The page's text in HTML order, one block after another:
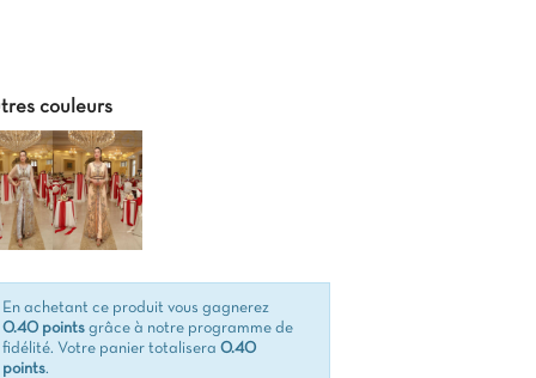
couleurs
En achetant ce produit vous gagnerez
0.40 points grâce à notre programme de
fidélité. Votre panier totalisera 0.40
points.